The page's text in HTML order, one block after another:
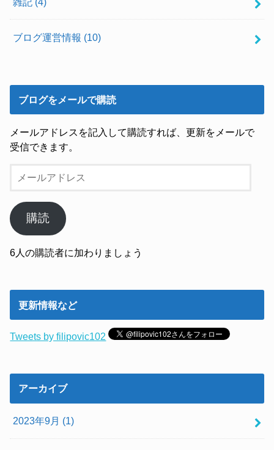
ブログ運営情報 (10)
ブログをメールで購読
メールアドレスを記入して購読すれば、更新をメールで
受信できます。
ア
ド
ス
購読
6人の購読者に加わりましょう
更新情報など
Tweets by filipovic102
アーカイブ
2023年9月 (1)